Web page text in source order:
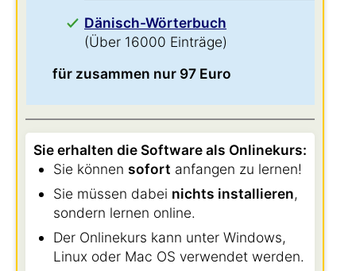
Dänisch-Wörterbuch
(Über 16000 Einträge)
für zusammen nur 97 Euro
Sie erhalten die Software als Onlinekurs:
Sie können sofort anfangen zu lernen!
Sie müssen dabei nichts installieren,
sondern lernen online.
Der Onlinekurs kann unter Windows,
Linux oder Mac OS verwendet werden.